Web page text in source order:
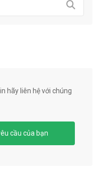
hãy liên hệ với chúng
cầu của bạn